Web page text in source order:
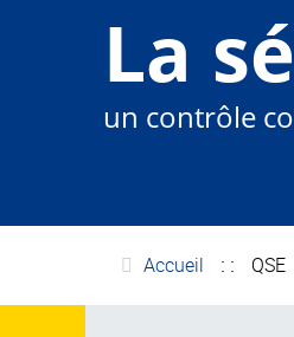
La
un contrôle
Accueil QSE